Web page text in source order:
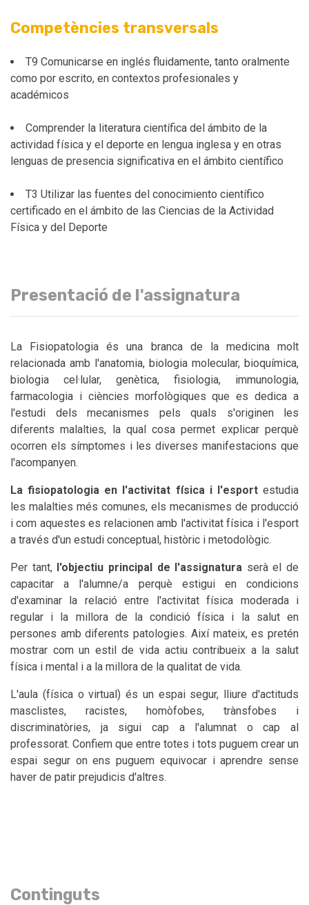
Competències transversals
T9 Comunicarse en inglés fluidamente, tanto oralmente
como por escrito, en contextos profesionales y
académicos
Comprender la literatura científica del ámbito de la
actividad física y el deporte en lengua inglesa y en otras
lenguas de presencia significativa en el ámbito científico
T3 Utilizar las fuentes del conocimiento científico
certificado en el ámbito de las Ciencias de la Actividad
Física y del Deporte
Presentació de l'assignatura
La Fisiopatologia és una branca de la medicina molt
relacionada amb l'anatomia, biologia molecular, bioquímica,
biologia cel·lular, genètica, fisiologia, immunologia,
farmacologia i ciències morfològiques que es dedica a
l'estudi dels mecanismes pels quals s'originen les
diferents malalties, la qual cosa permet explicar perquè
ocorren els símptomes i les diverses manifestacions que
l'acompanyen.
La fisiopatologia en l'activitat física i l'esportestudia
les malalties més comunes, els mecanismes de producció
i com aquestes es relacionen amb l'activitat física i l'esport
a través d'un estudi conceptual, històric i metodològic.
Per tant, l'objectiu principal de l'assignatura serà el de
capacitar a l'alumne/a perquè estigui en condicions
d'examinar la relació entre l'activitat física moderada i
regular i la millora de la condició física i la salut en
persones amb diferents patologies. Així mateix, es pretén
mostrar com un estil de vida actiu contribueix a la salut
física i mental i a la millora de la qualitat de vida.
L'aula (física o virtual) és un espai segur, lliure d'actituds
masclistes, racistes, homòfobes, trànsfobes i
discriminatòries, ja sigui cap a l'alumnat o cap al
professorat. Confiem que entre totes i tots puguem crear un
espai segur on ens puguem equivocar i aprendre sense
haver de patir prejudicis d'altres.
Continguts